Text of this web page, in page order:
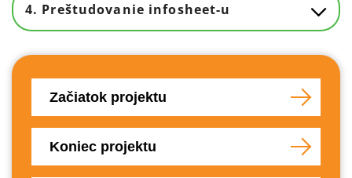
4. Preštudovanie infosheet-u